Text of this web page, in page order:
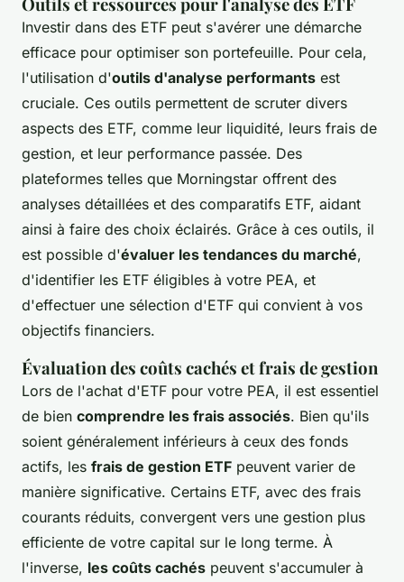
Investir dans des ETF peut s'avérer une démarche
efficace pour optimiser son portefeuille. Pour cela,
l'utilisation d'outils d'analyse performants est
cruciale. Ces outils permettent de scruter divers
aspects des ETF, comme leur liquidité, leurs frais de
gestion, et leur performance passée. Des
plateformes telles que Morningstar offrent des
analyses détaillées et des comparatifs ETF, aidant
ainsi à faire des choix éclairés. Grâce à ces outils, il
est possible d'évaluer les tendances du marché,
d'identifier les ETF éligibles à votre PEA, et
d'effectuer une sélection d'ETF qui convient à vos
objectifs financiers.
Évaluation des coûts cachés et frais de gestion
Lors de l'achat d'ETF pour votre PEA, il est essentiel
de bien comprendre les frais associés. Bien qu'ils
soient généralement inférieurs à ceux des fonds
actifs, les frais de gestion ETF peuvent varier de
manière significative. Certains ETF, avec des frais
courants réduits, convergent vers une gestion plus
efficiente de votre capital sur le long terme. À
l'inverse, les coûts cachés peuvent s'accumuler à